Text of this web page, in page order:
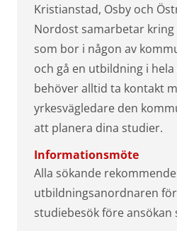
Kristianstad, Osby och
Nordost samarbetar
som bor i någon av
och gå en utbildning i
behöver alltid ta kontakt
yrkesvägledare den
att planera dina studier.
Informationsmöte
Alla sökande
utbildningsanordnaren
studiebesök före ansökan